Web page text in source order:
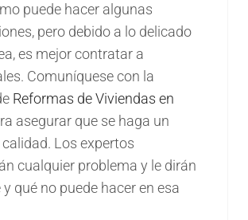
puede hacer algunas
pero debido a lo delicado
es mejor contratar a
Comuníquese con la
Reformas de Viviendas en
asegurar que se haga un
Los expertos
cualquier problema y le dirán
y qué no puede hacer en esa